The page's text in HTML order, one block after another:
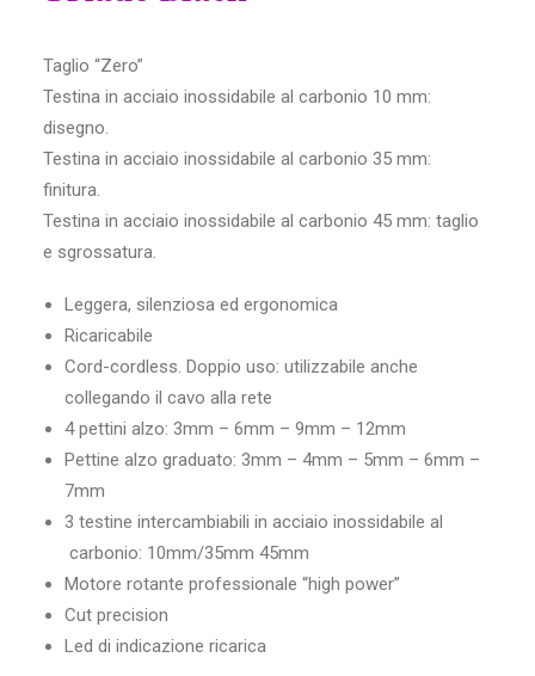
Taglio “Zero”
Testina in acciaio inossidabile al carbonio 10 mm:
disegno.
Testina in acciaio inossidabile al carbonio 35 mm:
finitura.
Testina in acciaio inossidabile al carbonio 45 mm: taglio
e sgrossatura.
Leggera, silenziosa ed ergonomica
Ricaricabile
Cord-cordless. Doppio uso: utilizzabile anche
collegando il cavo alla rete
4 pettini alzo: 3mm – 6mm – 9mm – 12mm
Pettine alzo graduato: 3mm – 4mm – 5mm – 6mm –
7mm
3 testine intercambiabili in acciaio inossidabile al
carbonio: 10mm/35mm 45mm
Motore rotante professionale “high power”
Cut precision
Led di indicazione ricarica